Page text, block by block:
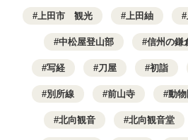
上田市 観光 上田紬
中松屋登山部 信州の鎌
写経 刀屋 初詣
別所線 前山寺 動物
北向観音 北向観音堂